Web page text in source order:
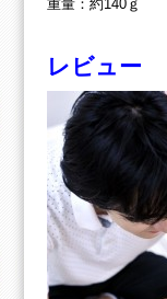
重量：約140ｇ
レビュー